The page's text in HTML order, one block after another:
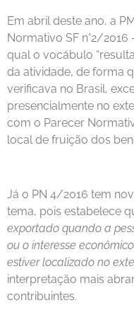
Em abril deste ano, a
Normativo SF n°2/
qual o vocábulo
da atividade, de forma
verificava no Brasil,
presencialmente no
com o Parecer
local de fruição dos
Já o PN 4/2016 tem
tema, pois estabelece
exportado quando a
ou o interesse
estiver localizado no
interpretação mais
contribuintes.